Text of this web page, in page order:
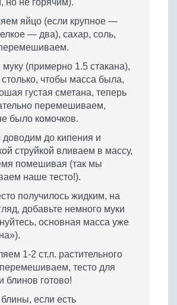
но не горячим).
яйцо (если крупное —
— два), сахар, соль,
(примерно 1.5 стакана),
чтобы масса была,
густая сметана, теперь
перемешиваем,
было комочков.
доводим до кипения и
струйкой вливаем в массу,
помешивая (так мы
наше тесто!).
получилось жидким, на
добавьте немного муки
основная масса уже
1-2 ст.л. растительного
тесто для
блинов готово!
если есть